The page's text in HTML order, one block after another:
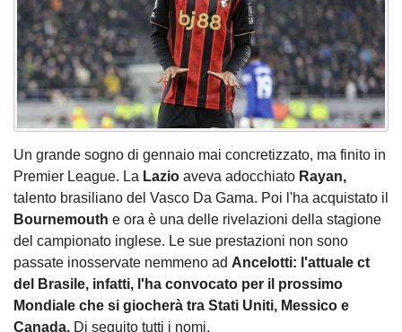
Un grande sogno di gennaio mai concretizzato, ma finito in
Premier League. La Lazio aveva adocchiato Rayan,
talento brasiliano del Vasco Da Gama. Poi l'ha acquistato il
Bournemouth e ora è una delle rivelazioni della stagione
del campionato inglese. Le sue prestazioni non sono
passate inosservate nemmeno ad Ancelotti: l'attuale ct
del Brasile, infatti, l'ha convocato per il prossimo
Mondiale che si giocherà tra Stati Uniti, Messico e
Canada. Di seguito tutti i nomi.